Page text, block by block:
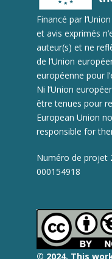
Financé par
et avis exprimés
auteur(s) et ne
de l’Union
européenne pour
Ni l’Union
être tenues pour
European Union
responsible for
Numéro de projet
000154918
© 2024. This